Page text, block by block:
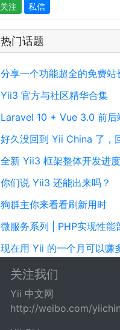
关注 私信
热门话题
Yii3 官方与社区精华合集
你们说 Yii3 还能出来吗？
狗群主你来看看刷新用时
关注我们
Yii 中文网
http://weibo.com/